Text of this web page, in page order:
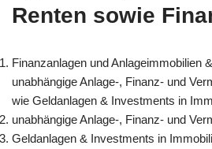
Renten sowie
Finanzanlagen und Anlageimmobilien
unabhängige Anlage-, Finanz- und
wie Geldanlagen & Investments in
unabhängige Anlage-, Finanz- und
Geldanlagen & Investments in